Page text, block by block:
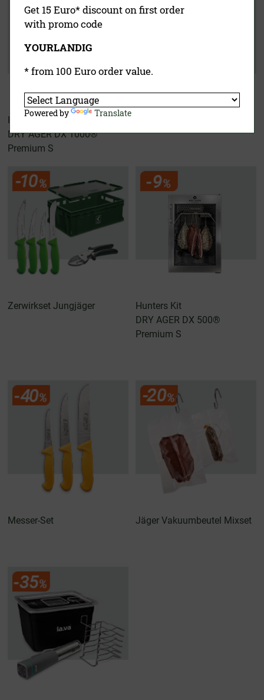
Hunters Kit
DRY AGER DX 1000®
Premium S
Zerwirkset Jungjäger
Hunters Kit
DRY AGER DX 500®
Premium S
Messer-Set Jäger Vakuumbeutel Mixset
Get 15 Euro* discount on first order
with promo code
YOURLANDIG
* from 100 Euro order value.
Powered by Translate